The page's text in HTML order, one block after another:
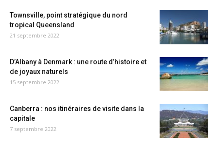
Townsville, point stratégique du nord
tropical Queensland
21 septembre 2022
D’Albany à Denmark : une route d’histoire et
de joyaux naturels
15 septembre 2022
Canberra : nos itinéraires de visite dans la
capitale
7 septembre 2022